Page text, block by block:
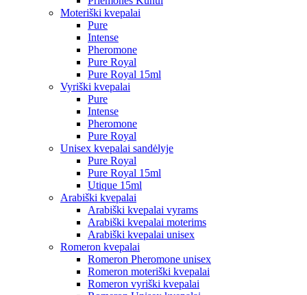
Moteriški kvepalai
Pure
Intense
Pheromone
Pure Royal
Pure Royal 15ml
Vyriški kvepalai
Pure
Intense
Pheromone
Pure Royal
Unisex kvepalai sandėlyje
Pure Royal
Pure Royal 15ml
Utique 15ml
Arabiški kvepalai
Arabiški kvepalai vyrams
Arabiški kvepalai moterims
Arabiški kvepalai unisex
Romeron kvepalai
Romeron Pheromone unisex
Romeron moteriški kvepalai
Romeron vyriški kvepalai